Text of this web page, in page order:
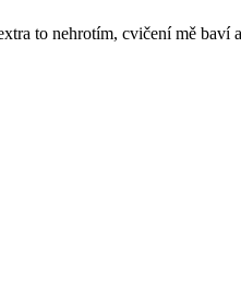
to nehrotím, cvičení mě baví